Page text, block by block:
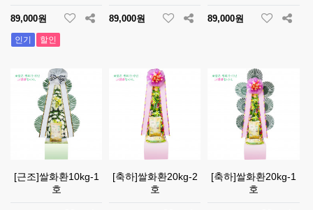
89,000원
인기 할인
89,000원 89,000원
[근조]쌀화환10kg-1
호
[축하]쌀화환20kg-2
호
[축하]쌀화환20kg-1
호